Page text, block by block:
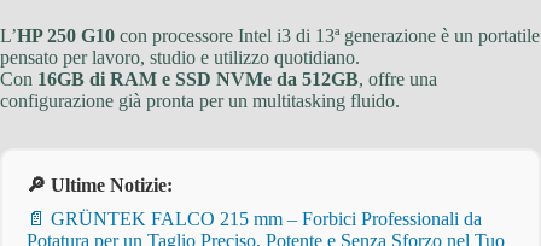
L’HP 250 G10 con processore Intel i3 di 13ª generazione è un portatile
pensato per lavoro, studio e utilizzo quotidiano.
Con 16GB di RAM e SSD NVMe da 512GB, offre una
configurazione già pronta per un multitasking fluido.
🔎 Ultime Notizie:
📄 GRÜNTEK FALCO 215 mm – Forbici Professionali da
Potatura per un Taglio Preciso, Potente e Senza Sforzo nel Tuo